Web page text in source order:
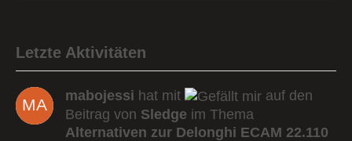
Letzte Aktivitäten
mabojessi hat mit
auf den
Beitrag von Sledge im Thema
Alternativen zur Delonghi ECAM 22.110